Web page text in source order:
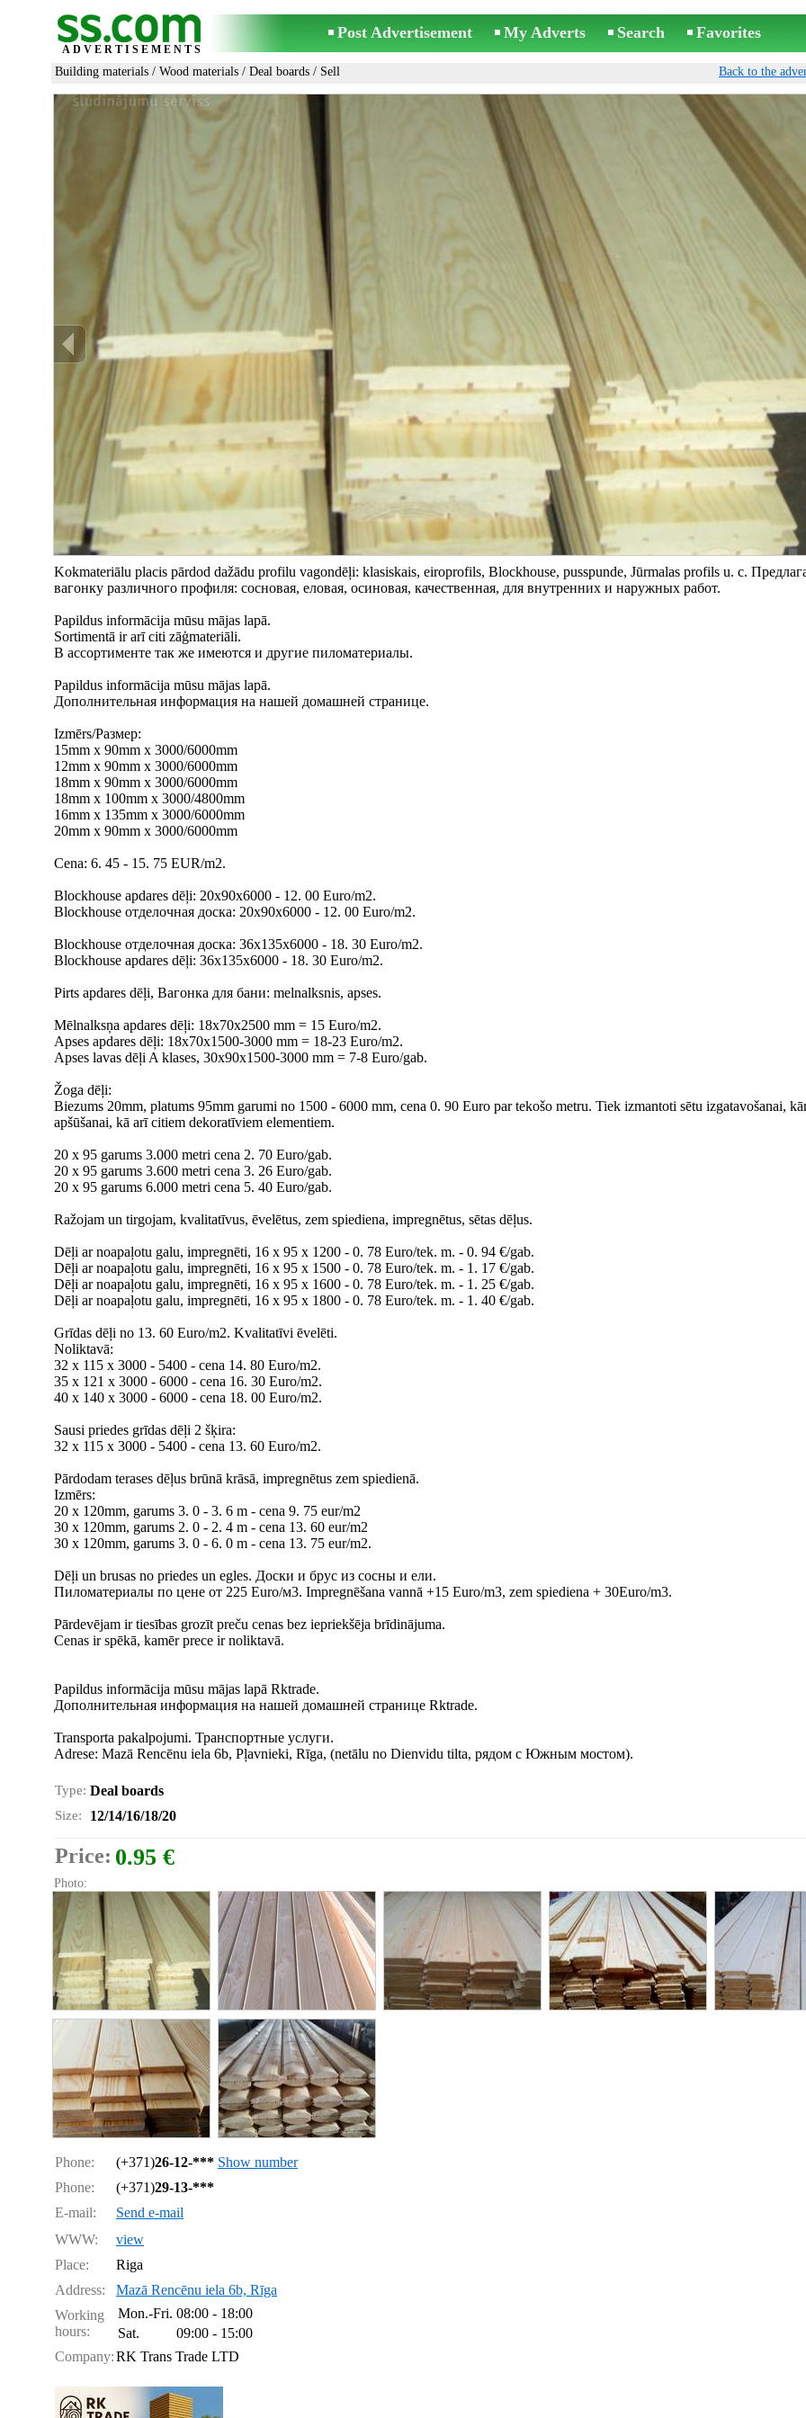
ADVERTISEMENTS
Post Advertisement My Adverts Search Favorites
Building materials / Wood materials / Deal boards / Sell Back to the
Kokmateriālu placis pārdod dažādu profilu vagondēļi: klasiskais, eiroprofils, Blockhouse, pusspunde, Jūrmalas profils u. c.
вагонку различного профиля: сосновая, еловая, осиновая, качественная, для внутренних и наружных работ.
Papildus informācija mūsu mājas lapā.
Sortimentā ir arī citi zāģmateriāli.
В ассортименте так же имеются и другие пиломатериалы.
Papildus informācija mūsu mājas lapā.
Дополнительная информация на нашей домашней странице.
Izmērs/Размер:
15mm x 90mm x 3000/6000mm
12mm x 90mm x 3000/6000mm
18mm x 90mm x 3000/6000mm
18mm x 100mm x 3000/4800mm
16mm x 135mm x 3000/6000mm
20mm x 90mm x 3000/6000mm
Cena: 6. 45 - 15. 75 EUR/m2.
Blockhouse apdares dēļi: 20x90x6000 - 12. 00 Euro/m2.
Blockhouse отделочная доска: 20x90x6000 - 12. 00 Euro/m2.
Blockhouse отделочная доска: 36x135x6000 - 18. 30 Euro/m2.
Blockhouse apdares dēļi: 36x135x6000 - 18. 30 Euro/m2.
Pirts apdares dēļi, Вагонка для бани: melnalksnis, apses.
Mēlnalksņa apdares dēļi: 18x70x2500 mm = 15 Euro/m2.
Apses apdares dēļi: 18x70x1500-3000 mm = 18-23 Euro/m2.
Apses lavas dēļi A klases, 30x90x1500-3000 mm = 7-8 Euro/gab.
Žoga dēļi:
Biezums 20mm, platums 95mm garumi no 1500 - 6000 mm, cena 0. 90 Euro par tekošo metru. Tiek izmantoti sētu izgatavošanai,
apšūšanai, kā arī citiem dekoratīviem elementiem.
20 х 95 garums 3.000 metri cena 2. 70 Euro/gab.
20 х 95 garums 3.600 metri cena 3. 26 Euro/gab.
20 х 95 garums 6.000 metri cena 5. 40 Euro/gab.
Ražojam un tirgojam, kvalitatīvus, ēvelētus, zem spiediena, impregnētus, sētas dēļus.
Dēļi ar noapaļotu galu, impregnēti, 16 x 95 x 1200 - 0. 78 Euro/tek. m. - 0. 94 €/gab.
Dēļi ar noapaļotu galu, impregnēti, 16 x 95 x 1500 - 0. 78 Euro/tek. m. - 1. 17 €/gab.
Dēļi ar noapaļotu galu, impregnēti, 16 x 95 x 1600 - 0. 78 Euro/tek. m. - 1. 25 €/gab.
Dēļi ar noapaļotu galu, impregnēti, 16 x 95 x 1800 - 0. 78 Euro/tek. m. - 1. 40 €/gab.
Grīdas dēļi no 13. 60 Euro/m2. Kvalitatīvi ēvelēti.
Noliktavā:
32 х 115 x 3000 - 5400 - cena 14. 80 Euro/m2.
35 х 121 x 3000 - 6000 - cena 16. 30 Euro/m2.
40 х 140 x 3000 - 6000 - cena 18. 00 Euro/m2.
Sausi priedes grīdas dēļi 2 šķira:
32 х 115 x 3000 - 5400 - cena 13. 60 Euro/m2.
Pārdodam terases dēļus brūnā krāsā, impregnētus zem spiedienā.
Izmērs:
20 x 120mm, garums 3. 0 - 3. 6 m - cena 9. 75 eur/m2
30 x 120mm, garums 2. 0 - 2. 4 m - cena 13. 60 eur/m2
30 x 120mm, garums 3. 0 - 6. 0 m - cena 13. 75 eur/m2.
Dēļi un brusas no priedes un egles. Доски и брус из сосны и ели.
Пиломатериалы по цене от 225 Euro/м3. Impregnēšana vannā +15 Euro/m3, zem spiediena + 30Euro/m3.
Pārdevējam ir tiesības grozīt preču cenas bez iepriekšēja brīdinājuma.
Cenas ir spēkā, kamēr prece ir noliktavā.
Papildus informācija mūsu mājas lapā Rktrade.
Дополнительная информация на нашей домашней странице Rktrade.
Transporta pakalpojumi. Транспортные услуги.
Adrese: Mazā Rencēnu iela 6b, Pļavnieki, Rīga, (netālu no Dienvidu tilta, рядом с Южным мостом).
Type: Deal boards
Size: 12/14/16/18/20
Price: 0.95 €
Photo:
Phone: (+371)26-12-*** Show number
Phone:
(+371)29-13-***
E-mail:
Send e-mail
WWW:
view
Place:
Riga
Address:
Mazā Rencēnu iela 6b, Rīga
Working
hours:
Mon.-Fri. 08:00 - 18:00
Sat.
09:00 - 15:00
Company:RK Trans Trade LTD